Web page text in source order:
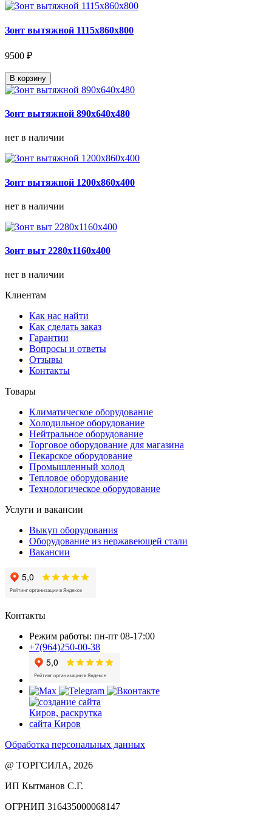
Зонт вытяжной 1115х860х800
9500 ₽
В корзину
Зонт вытяжной 890х640х480
нет в наличии
Зонт вытяжной 1200х860х400
нет в наличии
Зонт выт 2280х1160х400
нет в наличии
Клиентам
Как нас найти
Как сделать заказ
Гарантии
Вопросы и ответы
Отзывы
Контакты
Товары
Климатическое оборудование
Холодильное оборудование
Нейтральное оборудование
Торговое оборудование для магазина
Пекарское оборудование
Промышленный холод
Тепловое оборудование
Технологическое оборудование
Услуги и вакансии
Выкуп оборудования
Оборудование из нержавеющей стали
Вакансии
Контакты
Режим работы: пн-пт 08-17:00
+7(964)250-00-38
Обработка персональных данных
@ ТОРГСИЛА, 2026
ИП Кытманов С.Г.
ОГРНИП 316435000068147